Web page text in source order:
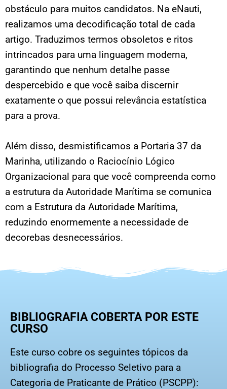
obstáculo para muitos candidatos. Na eNauti,
realizamos uma decodificação total de cada
artigo. Traduzimos termos obsoletos e ritos
intrincados para uma linguagem moderna,
garantindo que nenhum detalhe passe
despercebido e que você saiba discernir
exatamente o que possui relevância estatística
para a prova.
Além disso, desmistificamos a Portaria 37 da
Marinha, utilizando o Raciocínio Lógico
Organizacional para que você compreenda como
a estrutura da Autoridade Marítima se comunica
com a Estrutura da Autoridade Marítima,
reduzindo enormemente a necessidade de
decorebas desnecessários.
BIBLIOGRAFIA COBERTA POR ESTE
CURSO
Este curso cobre os seguintes tópicos da
bibliografia do Processo Seletivo para a
Categoria de Praticante de Prático (PSCPP):